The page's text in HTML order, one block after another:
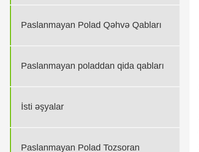
Paslanmayan Polad Qəhvə Qabları
Paslanmayan poladdan qida qabları
İsti əşyalar
Paslanmayan Polad Tozsoran